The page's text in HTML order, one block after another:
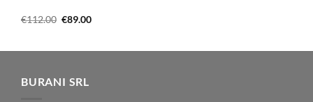
€112.00 Il
€112.00.
€89.00Il
€89.00.
BURANI SRL